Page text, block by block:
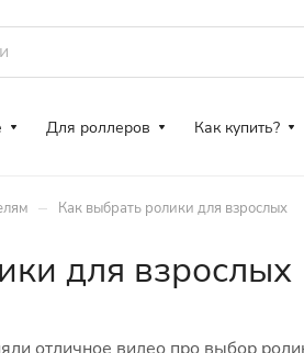
Для роллеров Как купить?
– Как выбрать ролики для взрослых
для взрослых